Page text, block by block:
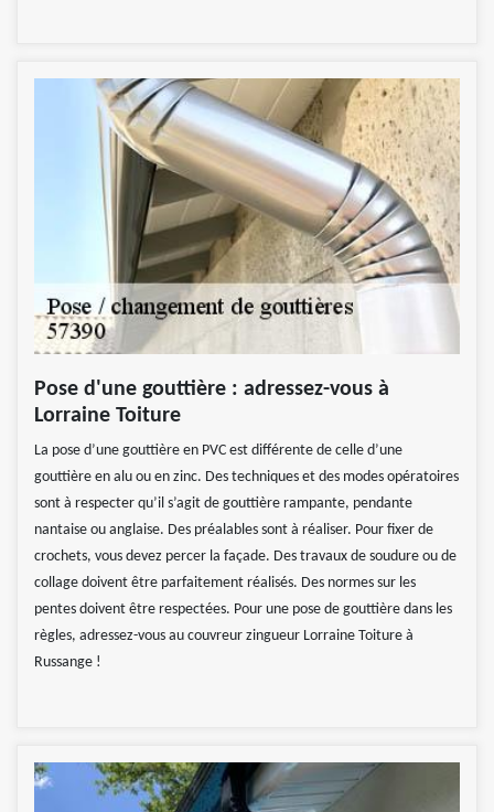
Pose d'une gouttière : adressez-vous à
Lorraine Toiture
La pose d’une gouttière en PVC est différente de celle d’une
gouttière en alu ou en zinc. Des techniques et des modes opératoires
sont à respecter qu’il s’agit de gouttière rampante, pendante
nantaise ou anglaise. Des préalables sont à réaliser. Pour fixer de
crochets, vous devez percer la façade. Des travaux de soudure ou de
collage doivent être parfaitement réalisés. Des normes sur les
pentes doivent être respectées. Pour une pose de gouttière dans les
règles, adressez-vous au couvreur zingueur Lorraine Toiture à
Russange !